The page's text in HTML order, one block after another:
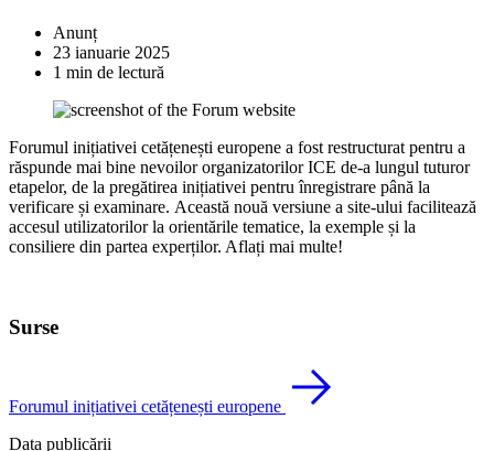
Anunț
23 ianuarie 2025
1 min de lectură
Forumul inițiativei cetățenești europene a fost restructurat pentru a
răspunde mai bine nevoilor organizatorilor ICE de-a lungul tuturor
etapelor, de la pregătirea inițiativei pentru înregistrare până la
verificare și examinare. Această nouă versiune a site-ului facilitează
accesul utilizatorilor la orientările tematice, la exemple și la
consiliere din partea experților. Aflați mai multe!
Surse
Forumul inițiativei cetățenești europene
Data publicării